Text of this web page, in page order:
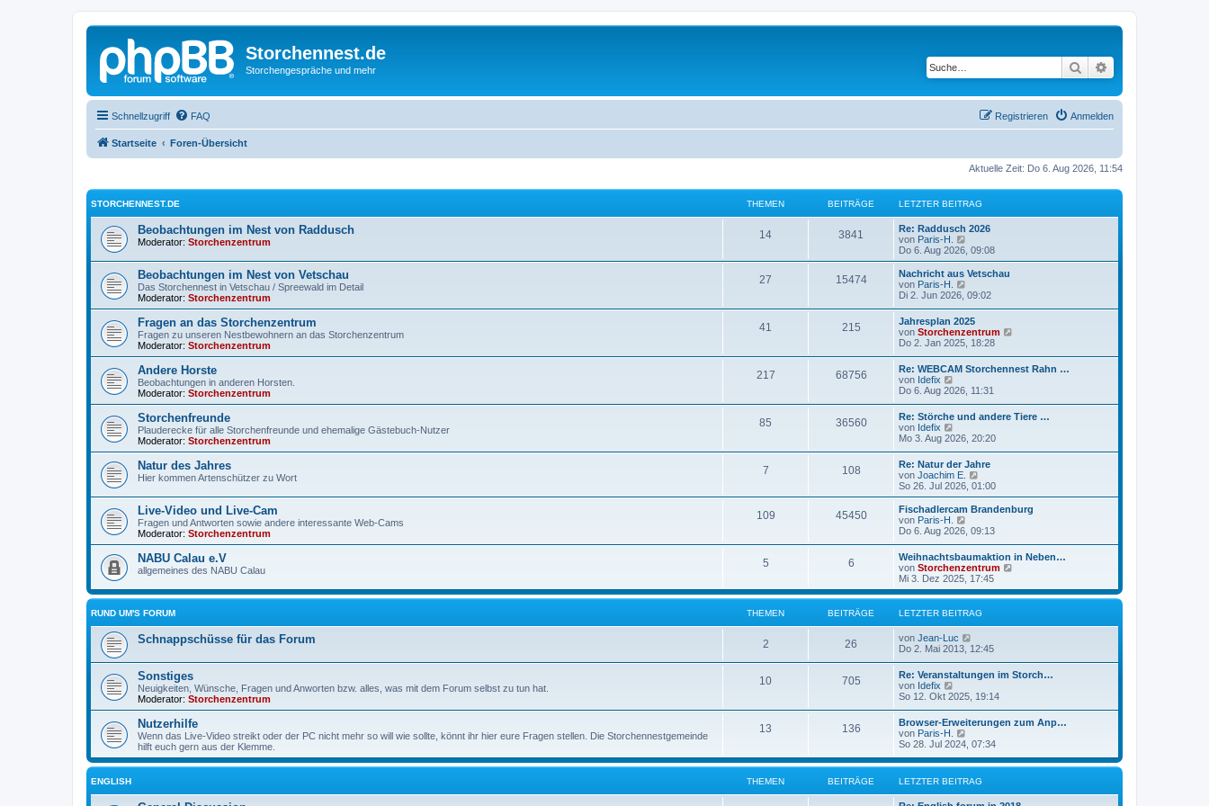
Storchennest.de
Storchengespräche und mehr Suche
Schnellzugriff FAQ Anmelden
Registrieren
Startseite Foren-Übersicht
Aktuelle Zeit: Do 6. Aug 2026, 11:54
STORCHENNEST.DE THEMEN BEITRÄGE LETZTER BEITRAG
Beobachtungen im Nest von Raddusch
Moderator: Storchenzentrum
14 3841
Re: Raddusch 2026
von Paris-H.
e
u
e
t
r
B
e
i
t
r
g
Do 6. Aug 2026, 09:08
Beobachtungen im Nest von Vetschau
Das Storchennest in Vetschau / Spreewald im Detail
Moderator: Storchenzentrum
27 15474
Nachricht aus Vetschau
von Paris-H.
e
e
s
t
e
r
B
i
t
r
a
g
Di 2. Jun 2026, 09:02
Fragen an das Storchenzentrum
Fragen zu unseren Nestbewohnern an das Storchenzentrum
Moderator: Storchenzentrum
41 215
Jahresplan 2025
von Storchenzentrum
s
r
B
t
Do 2. Jan 2025, 18:28
Andere Horste
Beobachtungen in anderen Horsten.
Moderator: Storchenzentrum
217 68756
Re: WEBCAM Storchennest Rahn …
von Idefix
e
s
t
e
r
B
e
i
t
r
a
g
Do 6. Aug 2026, 11:31
Storchenfreunde
Plauderecke für alle Storchenfreunde und ehemalige Gästebuch-Nutzer
Moderator: Storchenzentrum
85 36560
Re: Störche und andere Tiere …
von Idefix
e
s
t
e
r
B
e
i
t
r
a
g
Mo 3. Aug 2026, 20:20
Natur des Jahres
Hier kommen Artenschützer zu Wort
7 108
Re: Natur der Jahre
von Joachim E.
e
u
e
t
B
e
t
r
a
g
So 26. Jul 2026, 01:00
Live-Video und Live-Cam
Fragen und Antworten sowie andere interessante Web-Cams
Moderator: Storchenzentrum
109 45450
Fischadlercam Brandenburg
von Paris-H.
e
s
t
e
r
e
i
t
Do 6. Aug 2026, 09:13
NABU Calau e.V
allgemeines des NABU Calau
5 6
Weihnachtsbaumaktion in Neben…
von Storchenzentrum
u
e
e
i
Mi 3. Dez 2025, 17:45
RUND UM'S FORUM THEMEN BEITRÄGE LETZTER BEITRAG
Schnappschüsse für das Forum 2 26 von Jean-Luc
e
s
e
r
B
i
t
r
a
g
Do 2. Mai 2013, 12:45
Sonstiges
Neuigkeiten, Wünsche, Fragen und Anworten bzw. alles, was mit dem Forum selbst zu tun hat.
Moderator: Storchenzentrum
10 705
Re: Veranstaltungen im Storch…
von Idefix
e
s
t
e
r
B
e
i
t
So 12. Okt 2025, 19:14
Nutzerhilfe
Wenn das Live-Video streikt oder der PC nicht mehr so will wie sollte, könnt ihr hier eure Fragen stellen. Die Storchennestgemeinde
hilft euch gern aus der Klemme.
13 136
Browser-Erweiterungen zum Anp…
von Paris-H.
e
e
t
e
So 28. Jul 2024, 07:34
ENGLISH THEMEN BEITRÄGE LETZTER BEITRAG